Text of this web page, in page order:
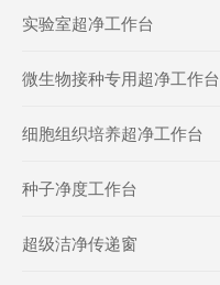
实验室超净工作台
微生物接种专用超净工作台
细胞组织培养超净工作台
种子净度工作台
超级洁净传递窗